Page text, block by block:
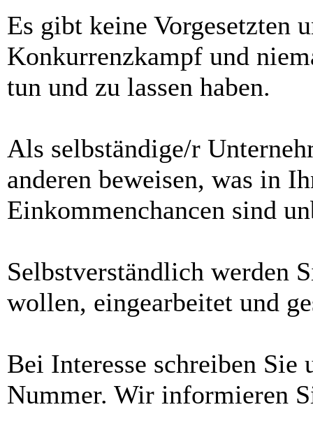
Es gibt keine Vorgesetzten
Konkurrenzkampf und
tun und zu lassen haben.
Als selbständige/r
anderen beweisen, was in
Einkommenchancen sind
Selbstverständlich werden
wollen, eingearbeitet und
Bei Interesse schreiben
Nummer. Wir informieren